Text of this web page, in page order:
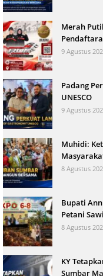
Merah
9 Agustus
Padang
UNESCO
9 Agustus
Muhidi:
8 Agustus
Bupati
Petani
8 Agustus
KY
Sumbar